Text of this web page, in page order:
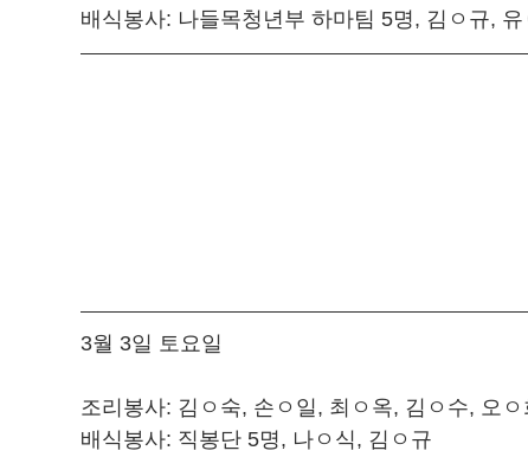
배식봉사: 나들목청년부 하마팀 5명, 김ㅇ규,
3월 3일 토요일
조리봉사: 김ㅇ숙, 손ㅇ일, 최ㅇ옥, 김ㅇ수, 오
배식봉사: 직봉단 5명, 나ㅇ식, 김ㅇ규